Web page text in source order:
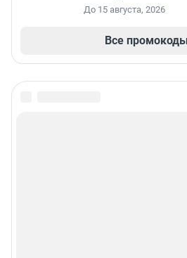
До 15 августа, 2026
Все промокоды